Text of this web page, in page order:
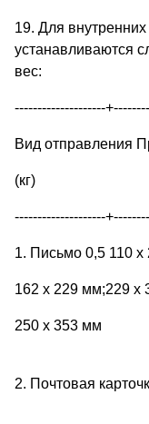
19. Для
устанавливаются
вес:
--------------------
Вид отправления
(кг)
--------------------
1. Письмо 0,5 110
162 х 229 мм;229 х
250 х 353 мм
2. Почтовая